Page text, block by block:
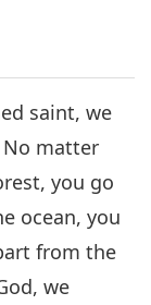
6526Visualizações
saint, we
No matter
you go
ocean, you
from the
we